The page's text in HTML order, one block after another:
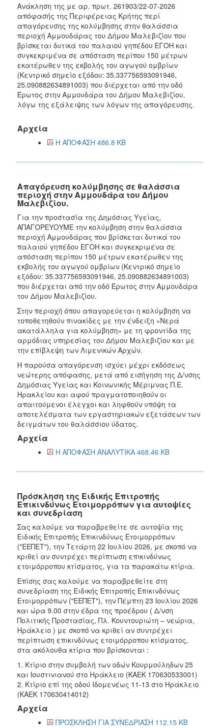
Ανάκληση της με αρ. πρωτ. 261903/22-07-2026
απόφασής της Περιφέρειας Κρήτης περί
απαγόρευσης της κολύμβησης στην θαλάσσια
περιοχή Αμμουδάρας του Δήμου Μαλεβιζίου που
βρίσκεται δυτικά του παλαιού γηπέδου ΕΓΟΗ και
συγκεκριμένα σε απόσταση περίπου 150 μέτρων
εκατέρωθεν της εκβολής του αγωγού ομβρίων
(Κεντρικό σημείο εξόδου: 35.337756593091946,
25.090882634891003) που διέρχεται από την οδό
Έρωτος στην Αμμουδάρα του Δήμου Μαλεβιζίου,
λόγω της εξάλειψης των λόγων της απαγόρευσης.
Αρχεία
Η ΑΠΟΦΑΣΗ 486.8 KB
Απαγόρευση κολύμβησης σε θαλάσσια
περιοχή στην Αμμουδάρα του Δήμου
Μαλεβιζίου.
Για την προστασία της Δημόσιας Υγείας,
ΑΠΑΓΟΡΕΥΟΥΜΕ την κολύμβηση στην θαλάσσια
περιοχή Αμμουδάρας που βρίσκεται δυτικά του
παλαιού γηπέδου ΕΓΟΗ και συγκεκριμένα σε
απόσταση περίπου 150 μέτρων εκατέρωθεν της
εκβολής του αγωγού ομβρίων (Κεντρικό σημείο
εξόδου: 35.337756593091946, 25.090882634891003)
που διέρχεται από την οδό Έρωτος στην Αμμουδάρα
του Δήμου Μαλεβιζίου.
Στην περιοχή όπου απαγορεύεται η κολύμβηση να
τοποθετηθούν πινακίδες με την ένδειξη «Νερά
ακατάλληλα για κολύμβηση» με τη φροντίδα της
αρμόδιας υπηρεσίας του Δήμου Μαλεβιζίου και με
την επίβλεψη των Λιμενικών Αρχών.
Η παρούσα απαγόρευση ισχύει μέχρι εκδόσεως
νεώτερης απόφασης, μετά από εισήγηση της Δ/νσης
Δημόσιας Υγείας και Κοινωνικής Μέριμνας Π.Ε.
Ηρακλείου και αφού πραγματοποιηθούν οι
απαιτούμενοι έλεγχοι και ληφθούν υπόψη τα
αποτελέσματα των εργαστηριακών εξετάσεων των
δειγμάτων του θαλάσσιου ύδατος.
Αρχεία
Η ΑΠΟΦΑΣΗ ΑΝΑΛΥΤΙΚΑ 468.46 KB
Πρόσκληση της Ειδικής Επιτροπής
Επικινδύνως Ετοιμορρόπων για αυτοψίες
και συνεδρίαση
Σας καλούμε να παραβρεθείτε σε αυτοψία της
Ειδικής Επιτροπής Επικινδύνως Ετοιμορρόπων
("ΕΕΠΕΤ"), την Τετάρτη 22 Ιουλίου 2026, με σκοπό να
κριθεί αν συντρέχει περίπτωση επικινδύνως
ετοιμόρροπου κτίσματος, για τα παρακάτω κτίρια.
Επίσης σας καλούμε να παραβρεθείτε στη
συνεδρίαση της Ειδικής Επιτροπής Επικινδύνως
Ετοιμορρόπων ("ΕΕΠΕΤ"), την Πέμπτη 23 Ιουλίου 2026
και ώρα 9.00 στην έδρα της προέδρου ( Δ/νση
Πολιτικής Προστασίας, Πλ. Κουντουριώτη – νεώρια,
Ηράκλειο ) με σκοπό να κριθεί αν συντρέχει
περίπτωση επικινδύνως ετοιμόρροπου κτίσματος,
στα ακόλουθα κτίρια που βρίσκονται :
1. Κτίριο στην συμβολή των οδών Κουρμούληδων 25
και Ιουστινιανού στο Ηράκλειο (ΚΑΕΚ 170630533001)
2. Κτίριο επί της οδού Ιδομενέως 11-13 στο Ηράκλειο
(ΚΑΕΚ 170630414012)
Αρχεία
ΠΡΟΣΚΛΗΣΗ ΓΙΑ ΣΥΝΕΔΡΙΑΣΗ 112.15 KB